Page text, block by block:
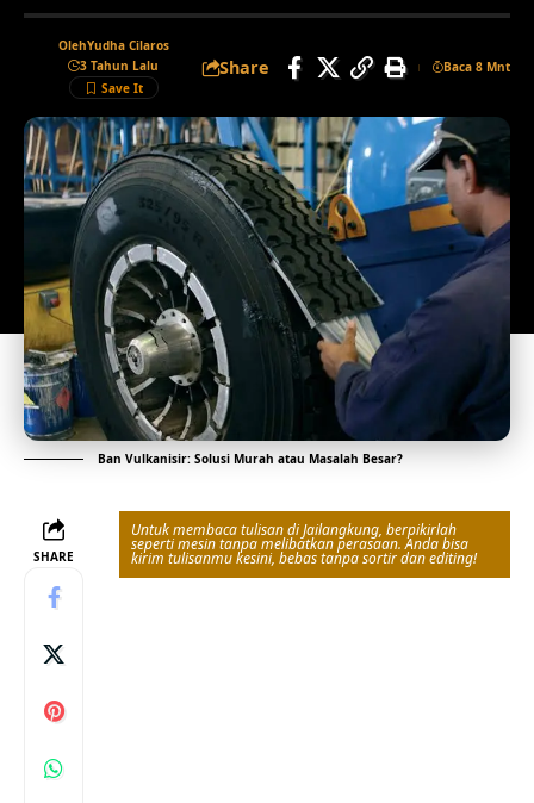
OlehYudha Cilaros
3 Tahun Lalu
Share Baca 8 Mnt
Ban Vulkanisir: Solusi Murah atau Masalah Besar?
SHARE
Untuk membaca tulisan di Jailangkung, berpikirlah
seperti mesin tanpa melibatkan perasaan. Anda bisa
kirim tulisanmu kesini, bebas tanpa sortir dan editing!